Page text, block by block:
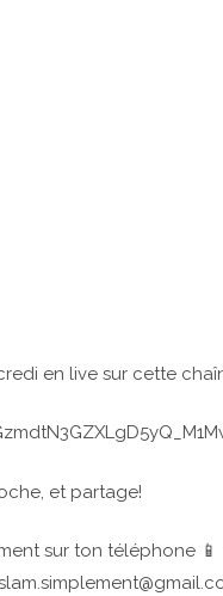
en live sur cette
et partage!
sur ton téléphone 📱